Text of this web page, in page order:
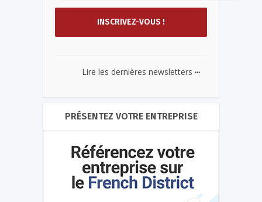
Lire les dernières newsletters ...
PRÉSENTEZ VOTRE ENTREPRISE